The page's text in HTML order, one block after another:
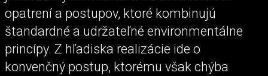
opatrení a postupov, ktoré kombinujú
štandardné a udržateľné environmentálne
princípy. Z hľadiska realizácie ide o
konvenčný postup, ktorému však chýba